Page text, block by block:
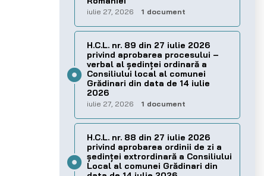
iulie 27, 2026 1 document
H.C.L. nr. 89 din 27 iulie 2026
privind aprobarea procesului –
verbal al şedinţei ordinară a
Consiliului local al comunei
Grădinari din data de 14 iulie
2026
iulie 27, 2026 1 document
H.C.L. nr. 88 din 27 iulie 2026
privind aprobarea ordinii de zi a
şedinţei extrordinară a Consiliului
Local al comunei Grădinari din